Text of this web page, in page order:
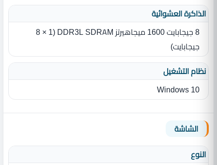
الذاكرة العشوائية
8 جيجابايت 1600 ميجاهيرتز DDR3L SDRAM ‏(‏1 × 8
جيجابايت‏)‏
نظام التشغيل
Windows 10
الشاشة
النوع